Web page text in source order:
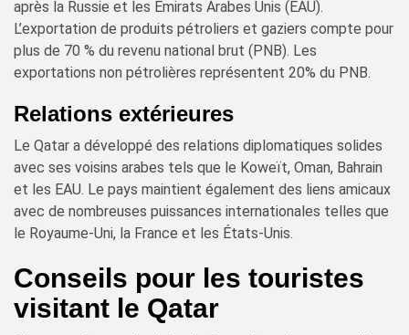
après la Russie et les Émirats Arabes Unis (EAU).
L’exportation de produits pétroliers et gaziers compte pour
plus de 70 % du revenu national brut (PNB). Les
exportations non pétrolières représentent 20% du PNB.
Relations extérieures
Le Qatar a développé des relations diplomatiques solides
avec ses voisins arabes tels que le Koweït, Oman, Bahrain
et les EAU. Le pays maintient également des liens amicaux
avec de nombreuses puissances internationales telles que
le Royaume-Uni, la France et les États-Unis.
Conseils pour les touristes
visitant le Qatar